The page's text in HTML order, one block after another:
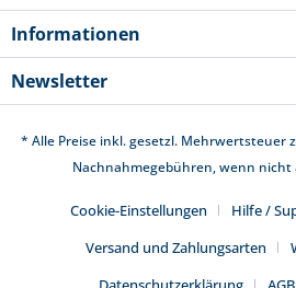
Informationen
Newsletter
* Alle Preise inkl. gesetzl. Mehrwertsteuer
Nachnahmegebühren, wenn nicht
Cookie-Einstellungen Hilfe /
Versand und Zahlungsarten